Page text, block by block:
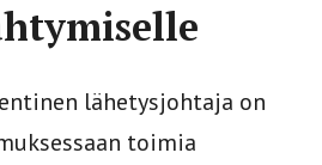
lähetysjohtaja on
toimia